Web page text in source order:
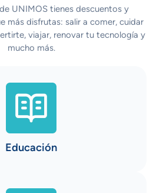
UNIMOS tienes descuentos y
más disfrutas: salir a comer, cuidar
viajar, renovar tu tecnología y
mucho más.
Educación